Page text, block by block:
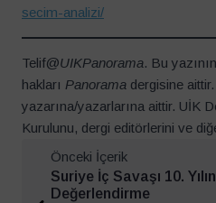
secim-analizi/
Telif@UIKPanorama. Bu
hakları Panorama dergisine
yazarına/yazarlarına aittir. UİK
Kurulunu, dergi editörlerini ve
Önceki İçerik
Suriye İç Savaşı 10.
Değerlendirme